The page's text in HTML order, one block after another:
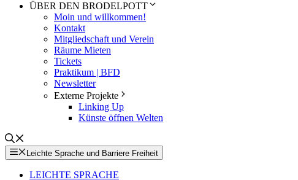
ÜBER DEN BRODELPOTT
Moin und willkommen!
Kontakt
Mitgliedschaft und Verein
Räume Mieten
Tickets
Praktikum | BFD
Newsletter
Externe Projekte
Linking Up
Künste öffnen Welten
Leichte Sprache und Barriere Freiheit
LEICHTE SPRACHE